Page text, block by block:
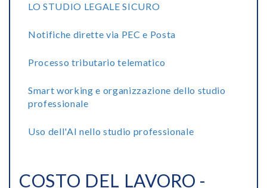
LO STUDIO LEGALE SICURO
Notifiche dirette via PEC e Posta
Processo tributario telematico
Smart working e organizzazione dello studio
professionale
Uso dell'AI nello studio professionale
COSTO DEL LAVORO -